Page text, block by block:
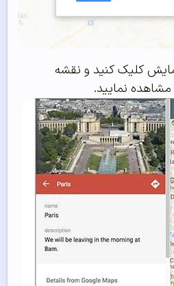
کلیک کنید و نقشه
نمایید.